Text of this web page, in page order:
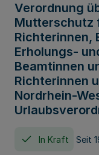
Verordnung
Mutterschutz
Richterinnen,
Erholungs-
Beamtinnen
Richterinnen
Nordrhein-
In Kraft Seit